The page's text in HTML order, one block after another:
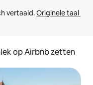
vertaald. Originele taal
op Airbnb zetten